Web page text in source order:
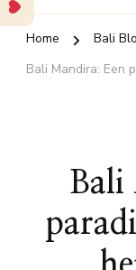
Home
Bali
Bali Mandira: Een
Bali